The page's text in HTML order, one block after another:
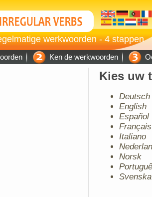
werkwoorden - 4 stappen
Ken de werkwoorden
Kies uw
Deutsch
English
Español
Français
Italiano
Norsk
Svenska